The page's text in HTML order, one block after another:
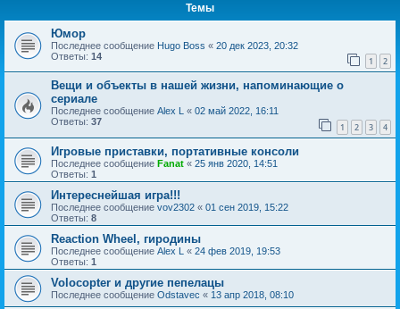
Темы
Юмор
Последнее сообщение Hugo Boss « 20 дек 2023, 20:32
Ответы: 14 1 2
Вещи и объекты в нашей жизни, напоминающие о
сериале
Последнее сообщение Alex L « 02 май 2022, 16:11
Ответы: 37 1 2 3 4
Игровые приставки, портативные консоли
Последнее сообщение Fanat « 25 янв 2020, 14:51
Ответы: 1
Интереснейшая игра!!!
Последнее сообщение vov2302 « 01 сен 2019, 15:22
Ответы: 8
Reaction Wheel, гиродины
Последнее сообщение Alex L « 24 фев 2019, 19:53
Ответы: 1
Volocopter и другие пепелацы
Последнее сообщение Odstavec « 13 апр 2018, 08:10